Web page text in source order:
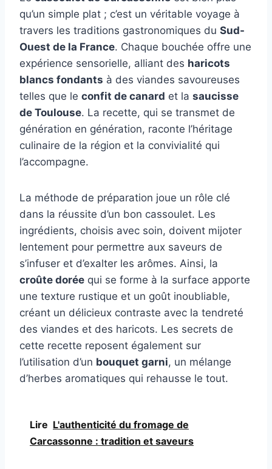
qu’un simple plat ; c’est un véritable voyage à
travers les traditions gastronomiques du Sud-
Ouest de la France. Chaque bouchée offre une
expérience sensorielle, alliant des haricots
blancs fondants à des viandes savoureuses
telles que le confit de canard et la saucisse
de Toulouse. La recette, qui se transmet de
génération en génération, raconte l’héritage
culinaire de la région et la convivialité qui
l’accompagne.
La méthode de préparation joue un rôle clé
dans la réussite d’un bon cassoulet. Les
ingrédients, choisis avec soin, doivent mijoter
lentement pour permettre aux saveurs de
s’infuser et d’exalter les arômes. Ainsi, la
croûte dorée qui se forme à la surface apporte
une texture rustique et un goût inoubliable,
créant un délicieux contraste avec la tendreté
des viandes et des haricots. Les secrets de
cette recette reposent également sur
l’utilisation d’un bouquet garni, un mélange
d’herbes aromatiques qui rehausse le tout.
Lire L'authenticité du fromage de
Carcassonne : tradition et saveurs